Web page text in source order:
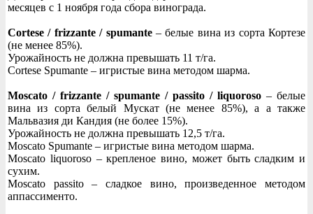
месяцев с 1 ноября года сбора винограда.
Cortese / frizzante / spumante– белые вина из сорта Кортезе
(не менее 85%).
Урожайность не должна превышать 11 т/га.
Cortese Spumante – игристые вина методом шарма.
Moscato / frizzante / spumante / passito / liquoroso – белые
вина из сорта белый Мускат (не менее 85%), а а также
Мальвазия ди Кандия (не более 15%).
Урожайность не должна превышать 12,5 т/га.
Moscato Spumante – игристые вина методом шарма.
Moscato liquoroso – крепленое вино, может быть сладким и
сухим.
Moscato passito – сладкое вино, произведенное методом
аппассименто.